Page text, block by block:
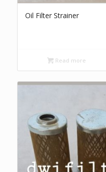
Oil Filter Strainer
Read more